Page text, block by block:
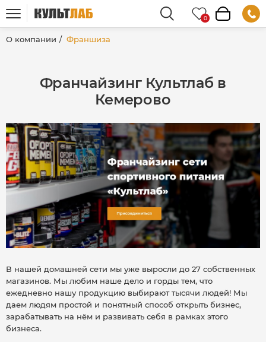
О компании Франшиза
Франчайзинг Культлаб в
Кемерово
В нашей домашней сети мы уже выросли до 27 собственных
магазинов. Мы любим наше дело и горды тем, что
ежедневно нашу продукцию выбирают тысячи людей! Мы
даем людям простой и понятный способ открыть бизнес,
зарабатывать на нём и развивать себя в рамках этого
бизнеса.